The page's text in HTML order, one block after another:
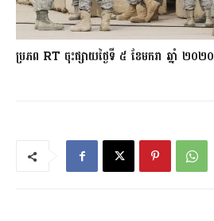
ប្រភព RT ចុះផ្សាយថ្ងៃទី ៥ ខែមករា ឆ្នាំ ២០២០